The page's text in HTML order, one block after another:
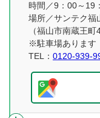
時間／9：00～19
場所／サンテク福
（福山市南蔵王町
※駐車場あります
TEL： 0120-939-